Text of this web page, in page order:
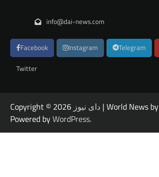
info@dai-news.com
Facebook Instagram Telegram
Twitter
Copyright © 2026 دای نیوز | World News by
Powered byWordPress.